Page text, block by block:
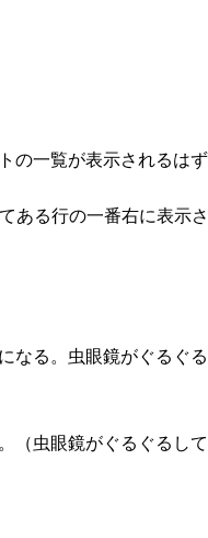
の一覧が表示されるはず
ある行の一番右に表示
る。虫眼鏡がぐるぐ
（虫眼鏡がぐるぐるし